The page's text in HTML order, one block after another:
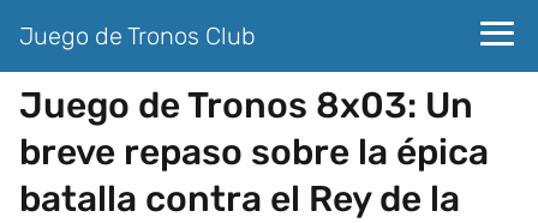
Juego de Tronos Club
Juego de Tronos 8x03: Un
breve repaso sobre la épica
batalla contra el Rey de la